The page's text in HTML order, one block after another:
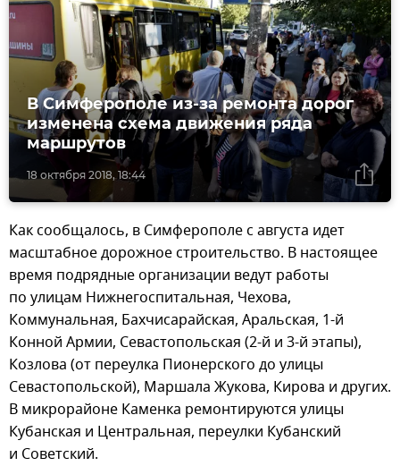
18 октября 2018, 18:44
В Симферополе из-за ремонта дорог
изменена схема движения ряда
маршрутов
Как сообщалось, в Симферополе с августа идет
масштабное дорожное строительство. В настоящее
время подрядные организации ведут работы
по улицам Нижнегоспитальная, Чехова,
Коммунальная, Бахчисарайская, Аральская, 1-й
Конной Армии, Севастопольская (2-й и 3-й этапы),
Козлова (от переулка Пионерского до улицы
Севастопольской), Маршала Жукова, Кирова и других.
В микрорайоне Каменка ремонтируются улицы
Кубанская и Центральная, переулки Кубанский
и Советский.